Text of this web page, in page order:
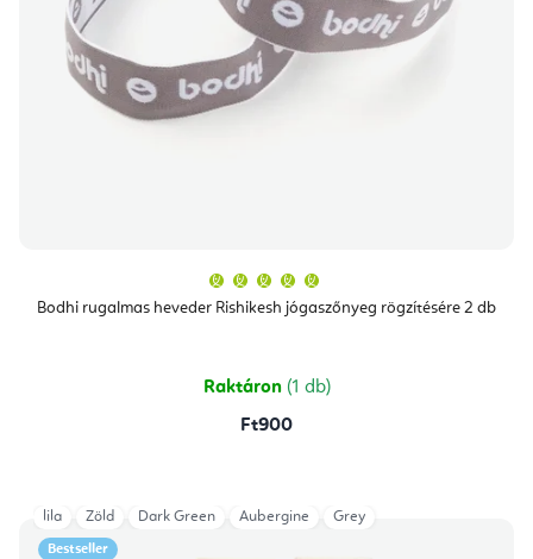
Bodhi rugalmas heveder Rishikesh jógaszőnyeg rögzítésére 2 db
átlagos
értékelése
csillag.
Raktáron (1 db)
Ft900
Bestseller
lila Zöld Dark Green Aubergine Grey